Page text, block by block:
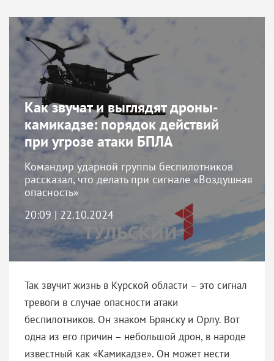
Как звучат и выглядят дроны-
камикадзе: порядок действий
при угрозе атаки БПЛА
Командир ударной группы беспилотников
рассказал, что делать при сигнале «Воздушная
опасность»
20:09 | 22.10.2024
Так звучит жизнь в Курской области – это сигнал
тревоги в случае опасности атаки
беспилотников. Он знаком Брянску и Орлу. Вот
одна из его причин – небольшой дрон, в народе
известный как «Камикадзе». Он может нести